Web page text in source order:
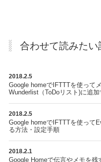
合わせて読みたい
2018.2.5
Google homeでIFTTTを使って
Wunderlist（ToDoリスト)に追
2018.2.5
Google homeでIFTTTを使って
る方法・設定手順
2018.2.1
Google Homeで伝言やメモを残